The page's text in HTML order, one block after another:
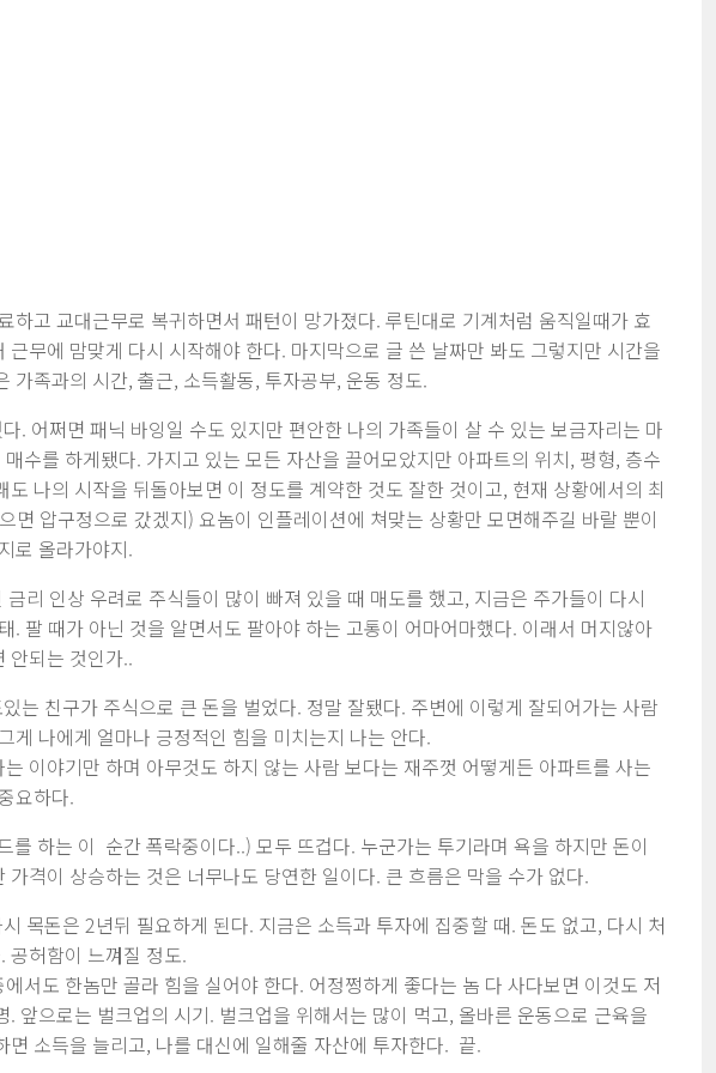
하고 교대근무로 복귀하면서 패턴이 망가졌다. 루틴대로 기계처럼 움직일때가 효
근무에 맘맞게 다시 시작해야 한다. 마지막으로 글 쓴 날짜만 봐도 그렇지만 시간을
가족과의 시간, 출근, 소득활동, 투자공부, 운동 정도.
. 어쩌면 패닉 바잉일 수도 있지만 편안한 나의 가족들이 살 수 있는 보금자리는 마
수를 하게됐다. 가지고 있는 모든 자산을 끌어모았지만 아파트의 위치, 평형, 층수
나의 시작을 뒤돌아보면 이 정도를 계약한 것도 잘한 것이고, 현재 상황에서의 최
면 압구정으로 갔겠지) 요놈이 인플레이션에 쳐맞는 상황만 모면해주길 바랄 뿐이
로 올라가야지.
리 인상 우려로 주식들이 많이 빠져 있을 때 매도를 했고, 지금은 주가들이 다시
. 팔 때가 아닌 것을 알면서도 팔아야 하는 고통이 어마어마했다. 이래서 머지않아
안되는 것인가..
는 친구가 주식으로 큰 돈을 벌었다. 정말 잘됐다. 주변에 이렇게 잘되어가는 사람
게 나에게 얼마나 긍정적인 힘을 미치는지 나는 안다.
이야기만 하며 아무것도 하지 않는 사람 보다는 재주껏 어떻게든 아파트를 사는
요하다.
를 하는 이 순간 폭락중이다..) 모두 뜨겁다. 누군가는 투기라며 욕을 하지만 돈이
가격이 상승하는 것은 너무나도 당연한 일이다. 큰 흐름은 막을 수가 없다.
목돈은 2년뒤 필요하게 된다. 지금은 소득과 투자에 집중할 때. 돈도 없고, 다시 처
공허함이 느껴질 정도.
서도 한놈만 골라 힘을 실어야 한다. 어정쩡하게 좋다는 놈 다 사다보면 이것도 저
. 앞으로는 벌크업의 시기. 벌크업을 위해서는 많이 먹고, 올바른 운동으로 근육을
면 소득을 늘리고, 나를 대신에 일해줄 자산에 투자한다. 끝.